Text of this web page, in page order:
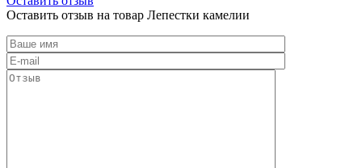
Оставить отзыв на товар Лепестки камелии